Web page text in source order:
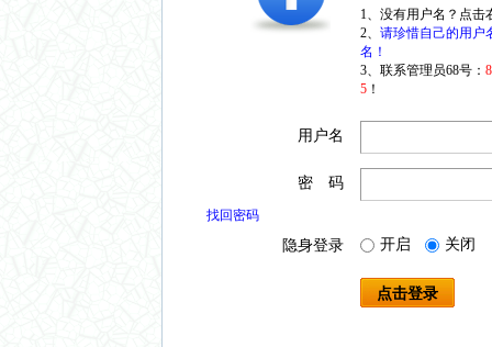
1、没有用户名？点
2、 请珍惜自己的用户
名！
3、联系管理员68号：
5 ！
用户名
密 码
找回密码
隐身登录 开启 关闭
点击登录